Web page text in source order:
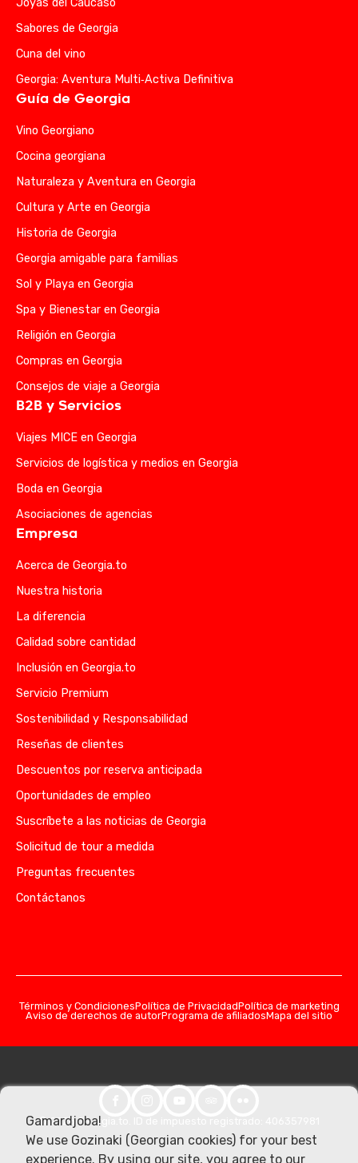
Sabores de Georgia
Cuna del vino
Georgia: Aventura Multi‑Activa Definitiva
Guía de Georgia
Vino Georgiano
Cocina georgiana
Naturaleza y Aventura en Georgia
Cultura y Arte en Georgia
Historia de Georgia
Georgia amigable para familias
Sol y Playa en Georgia
Spa y Bienestar en Georgia
Religión en Georgia
Compras en Georgia
Consejos de viaje a Georgia
B2B y Servicios
Viajes MICE en Georgia
Servicios de logística y medios en Georgia
Boda en Georgia
Asociaciones de agencias
Empresa
Acerca de Georgia.to
Nuestra historia
La diferencia
Calidad sobre cantidad
Inclusión en Georgia.to
Servicio Premium
Sostenibilidad y Responsabilidad
Reseñas de clientes
Descuentos por reserva anticipada
Oportunidades de empleo
Suscríbete a las noticias de Georgia
Solicitud de tour a medida
Preguntas frecuentes
Contáctanos
Términos y CondicionesPolítica de PrivacidadPolítica de marketing
Aviso de derechos de autorPrograma de afiliadosMapa del sitio
© 2026 Georgia.to. ID de impuesto registrado: 406357981
Gamardjoba!
We use Gozinaki (Georgian cookies) for your best
experience. By using our site, you agree to our